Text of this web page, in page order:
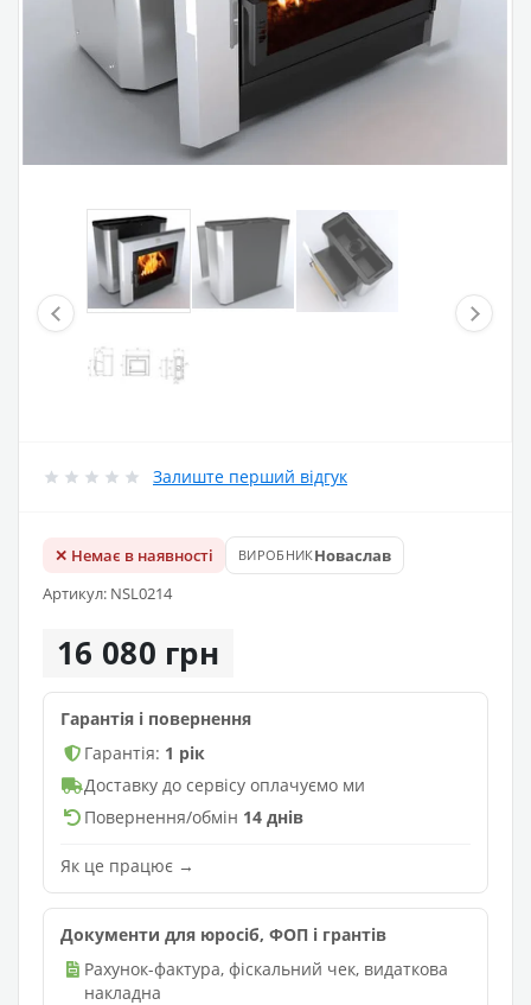
Залиште перший відгук
✕ Немає в наявності ВИРОБНИКНоваслав
Артикул: NSL0214
16 080 грн
Гарантія і повернення
Гарантія: 1 рік
Доставку до сервісу оплачуємо ми
Повернення/обмін 14 днів
Як це працює →
Документи для юросіб, ФОП і грантів
Рахунок-фактура, фіскальний чек, видаткова
накладна